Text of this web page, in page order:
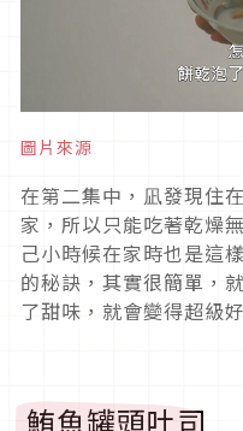
圖片來源
在第二集中，凪發現住
家，所以只能吃著乾燥
己小時候在家時也是這
的秘訣，其實很簡單，
了甜味，就會變得超級好
鮪魚罐頭吐司